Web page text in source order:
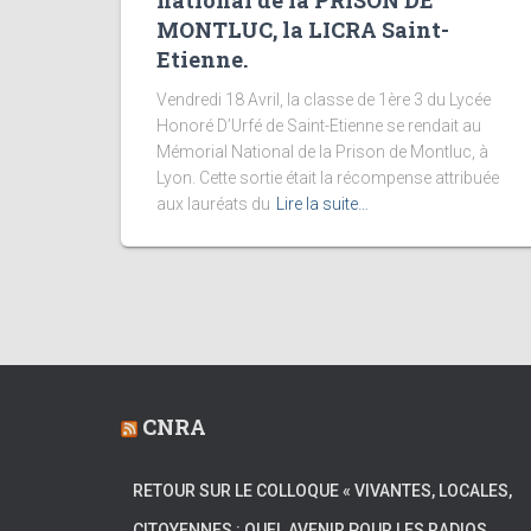
MONTLUC, la LICRA Saint-
Etienne.
Vendredi 18 Avril, la classe de 1ère 3 du Lycée
Honoré D’Urfé de Saint-Etienne se rendait au
Mémorial National de la Prison de Montluc, à
Lyon. Cette sortie était la récompense attribuée
aux lauréats du
Lire la suite…
CNRA
RETOUR SUR LE COLLOQUE « VIVANTES, LOCALES,